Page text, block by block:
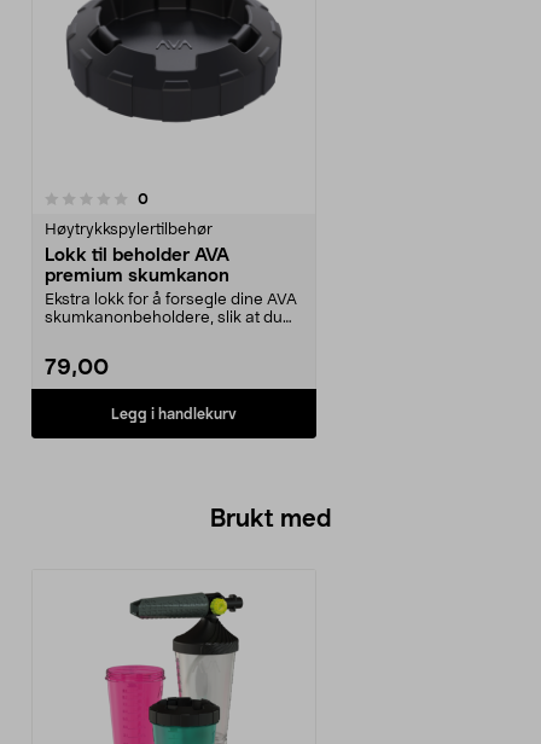
0anmeldelser
Høytrykkspylertilbehør
Lokk til beholder AVA
premium skumkanon
Ekstra lokk for å forsegle dine AVA
skumkanonbeholdere, slik at du
79,00
Legg i handlekurv
Brukt med